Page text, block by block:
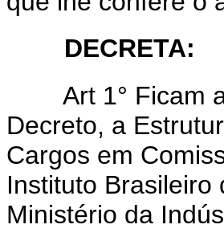
DECRETA:
Art 1° Ficam
Decreto, a
Cargos em
Instituto Brasileiro
Ministério da